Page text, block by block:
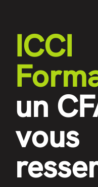
ICCI
un
vous